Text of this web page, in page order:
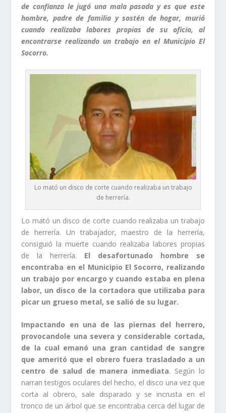
de confianza le jugó una mala pasada y es que este
hombre, padre de familia y sostén de hogar, murió
cuando realizaba labores propias de su oficio, al
encontrarse realizando un trabajo en el Municipio El
Socorro.
Lo mató un disco de corte cuando realizaba un trabajo
de herrería.
Lo mató un disco de corte cuando realizaba un trabajo
de herrería. Un trabajador, maestro de la herrería,
consiguió la muerte cuando realizaba labores propias
de la herrería. El desafortunado hombre se
encontraba en el Municipio El Socorro, realizando
un trabajo por encargo y cuando estaba en plena
labor, un disco de la cortadora que utilizaba para
picar un grueso metal, se salió de su lugar.
Impactando en una de las piernas del herrero,
provocandole una severa y considerable cortada,
de la cual emanó una gran cantidad de sangre
que ameritó que el obrero fuera trasladado a un
centro de salud de manera inmediata. Según lo
narran testigos oculares del hecho, el disco una vez que
corta al obrero, sale disparado y se incrusta en el
tronco de un árbol que se encontraba cerca del lugar de